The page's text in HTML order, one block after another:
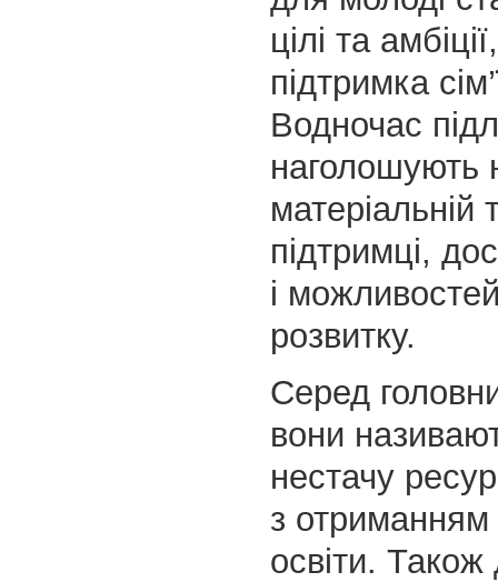
цілі та
підтримка
Водночас
наголошують
матеріальній
підтримці,
і
розвитку.
Серед
вони
нестачу
з отриманням
освіти. Також